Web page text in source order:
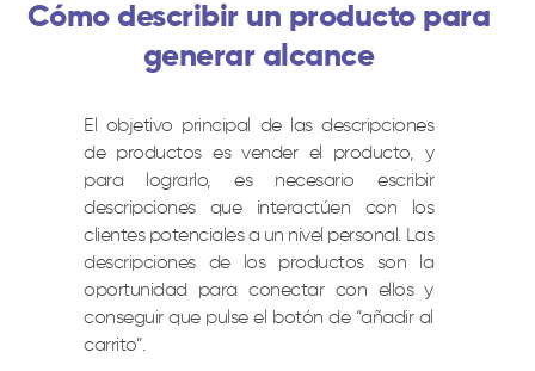
Cómo describir un producto para
generar alcance
El objetivo principal de las descripciones
de productos es vender el producto, y
para lograrlo, es necesario escribir
descripciones que interactúen con los
clientes potenciales a un nivel personal. Las
descripciones de los productos son la
oportunidad para conectar con ellos y
conseguir que pulse el botón de “añadir al
carrito”.